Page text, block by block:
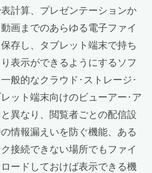
計算、プレゼンテーションか
画までのあらゆる電子ファイ
存し、タブレット端末で持ち
表示ができるようにするソフ
般的なクラウド･ストレージ･
ット端末向けのビューアー･ア
異なり、閲覧者ごとの配信設
情報漏えいを防ぐ機能、ある
接続できない場所でもファイ
ードしておけば表示できる機